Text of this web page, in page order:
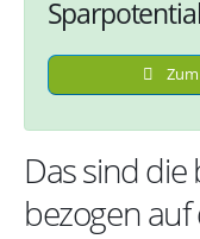
Das sind
bezogen